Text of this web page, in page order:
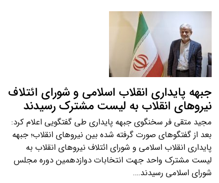
جبهه پایداری انقلاب اسلامی و شورای ائتلاف
نیروهای انقلاب به لیست مشترک رسیدند
مجید متقی فر سخنگوی جبهه پایداری طی گفتگویی اعلام کرد:
بعد از گفتگوهای صورت گرفته شده بین نیروهای انقلاب؛ جبهه
پایداری انقلاب اسلامی و شورای ائتلاف نیروهای انقلاب به
لیست مشترک واحد جهت انتخابات دوازدهمین دوره مجلس
شورای اسلامی رسیدند.…